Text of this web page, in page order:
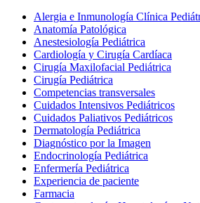
Alergia e Inmunología Clínica
Anatomía Patológica
Anestesiología Pediátrica
Cardiología y Cirugía Cardíaca
Cirugía Maxilofacial Pediátrica
Cirugía Pediátrica
Competencias transversales
Cuidados Intensivos Pediátricos
Cuidados Paliativos Pediátricos
Dermatología Pediátrica
Diagnóstico por la Imagen
Endocrinología Pediátrica
Enfermería Pediátrica
Experiencia de paciente
Farmacia